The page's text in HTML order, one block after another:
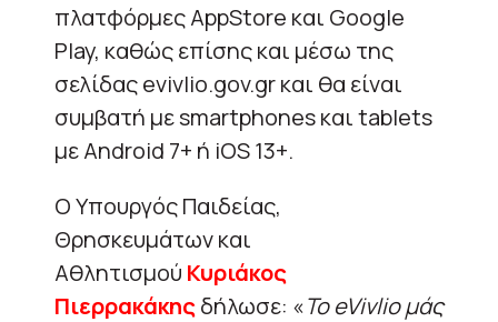
πλατφόρμες AppStore και Google
Play, καθώς επίσης και μέσω της
σελίδας evivlio.gov.gr και θα είναι
συμβατή με smartphones και tablets
με Android 7+ ή iOS 13+.
Ο Υπουργός Παιδείας,
Θρησκευμάτων και
Αθλητισμού Κυριάκος
Πιερρακάκηςδήλωσε: «Το eVivlio μάς